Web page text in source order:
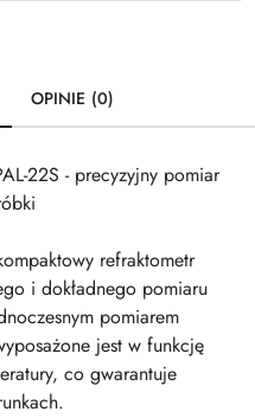
OPINIE (0)
22S - precyzyjny pomiar
refraktometr
i dokładnego pomiaru
pomiarem
jest w funkcję
co gwarantuje